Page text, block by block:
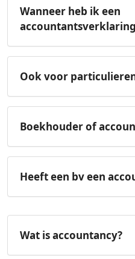
Wanneer heb ik een
Ook voor
Boekhouder of
Heeft een bv een
Wat is accountancy?